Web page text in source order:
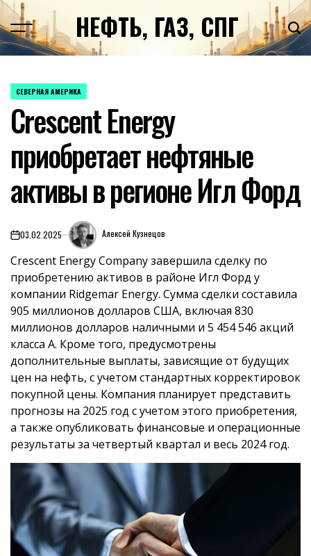
Перейти
к
содержимомуНЕФТЬ, ГАЗ, СПГ
ОПУБЛИКОВАНО
СЕВЕРНАЯ АМЕРИКА
Crescent Energy
приобретает нефтяные
активы в регионе Игл Форд
on03.02.2025 Алексей Кузнецов
Crescent Energy Company завершила сделку по
приобретению активов в районе Игл Форд у
компании Ridgemar Energy. Сумма сделки составила
905 миллионов долларов США, включая 830
миллионов долларов наличными и 5 454 546 акций
класса А. Кроме того, предусмотрены
дополнительные выплаты, зависящие от будущих
цен на нефть, с учетом стандартных корректировок
покупной цены. Компания планирует представить
прогнозы на 2025 год с учетом этого приобретения,
а также опубликовать финансовые и операционные
результаты за четвертый квартал и весь 2024 год.